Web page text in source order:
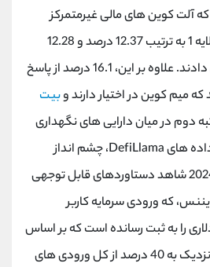
آلت کوین های مالی غیرمتمرکز
(DeFi) و آلت کوین های لایه 1 به ترتیب 12.37 درصد و 12.28
درصد را به خود اختصاص دادند. علاوه بر این، 16.1 درصد از پاسخ
میم کوین در اختیار دارند وبیت
در رتبه دوم در میان دارایی های نگهداری
شده قرار دارد. بر اساس داده های DefiLlama، چشم انداز
ارزهای دیجیتال در سال 2024 شاهد دستاوردهای قابل توجهی
که ورودی سرمایه کاربر
میلیارد دلاری را به ثبت رسانده است که بر اساس
داده‌های DefiLlama، از نزدیک به 40 درصد از کل ورودی های